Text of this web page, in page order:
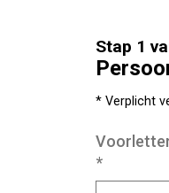
Stap 1
* Verplicht
*